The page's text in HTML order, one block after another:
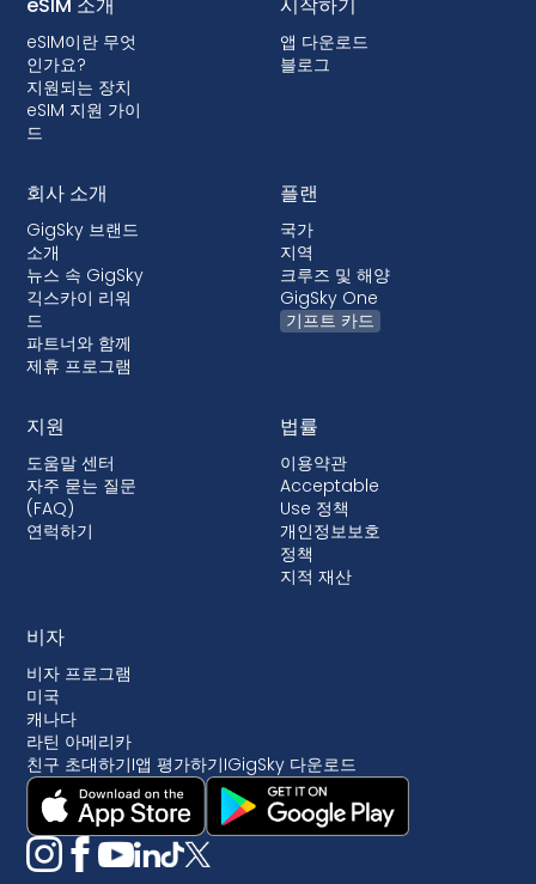
되지 않지만, 잠금 기능이 있는 경우 대부분 후불 요
금제에서 단말기 할부 구매 시 함께 제공됩니다.
eSIM이란 무엇
인가요?
지원되는 장치
eSIM 지원 가이
드
앱 다운로드
블로그
회사 소개
GigSky 브랜드
소개
뉴스 속 GigSky
긱스카이 리워
드
파트너와 함께
제휴 프로그램
플랜
국가
지역
크루즈 및 해양
GigSky One
기프트 카드
지원
도움말 센터
자주 묻는 질문
(FAQ)
연럭하기
법률
이용약관
Acceptable
Use 정책
개인정보보호
정책
지적 재산
비자
비자 프로그램
미국
캐나다
라틴 아메리카
친구 초대하기I앱 평가하기IGigSky 다운로드